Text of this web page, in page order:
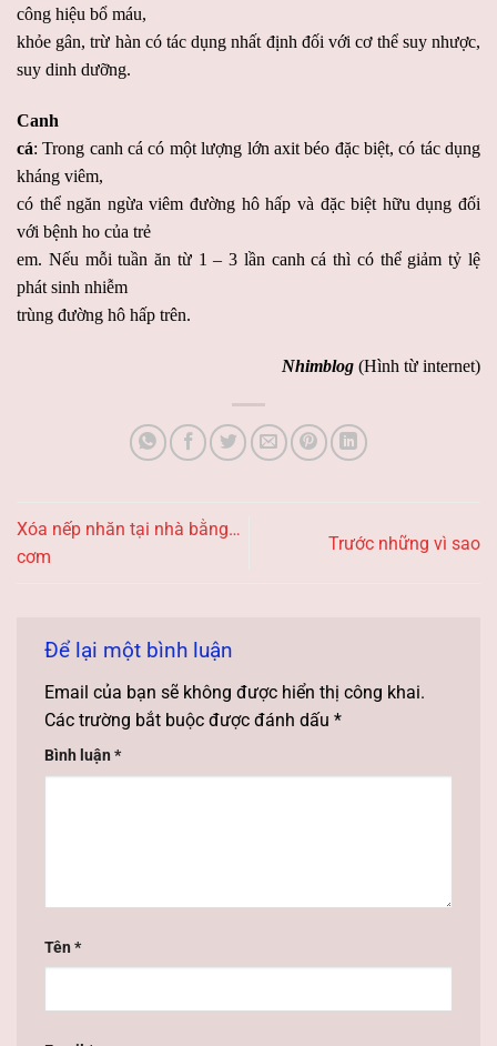
công hiệu bổ máu,
khỏe gân, trừ hàn có tác dụng nhất định đối với cơ thể suy nhược,
suy dinh dưỡng.
Canh
cá: Trong canh cá có một lượng lớn axit béo đặc biệt, có tác dụng
kháng viêm,
có thể ngăn ngừa viêm đường hô hấp và đặc biệt hữu dụng đối
với bệnh ho của trẻ
em. Nếu mỗi tuần ăn từ 1 – 3 lần canh cá thì có thể giảm tỷ lệ
phát sinh nhiễm
trùng đường hô hấp trên.
Nhimblog (Hình từ internet)
Xóa nếp nhăn tại nhà bằng…
cơm
Trước những vì sao
Để lại một bình luận
Email của bạn sẽ không được hiển thị công khai.
Các trường bắt buộc được đánh dấu *
Bình luận *
Tên *